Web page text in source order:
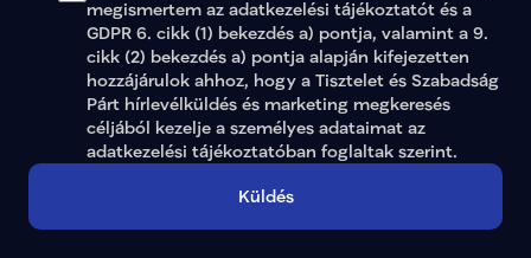
megismertem az adatkezelési tájékoztatót és a
GDPR 6. cikk (1) bekezdés a) pontja, valamint a 9.
cikk (2) bekezdés a) pontja alapján kifejezetten
hozzájárulok ahhoz, hogy a Tisztelet és Szabadság
Párt hírlevélküldés és marketing megkeresés
adatkezelési tájékoztatóban foglaltak szerint.
Küldés